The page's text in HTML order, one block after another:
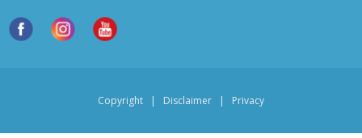
Copyright | Disclaimer | Privacy